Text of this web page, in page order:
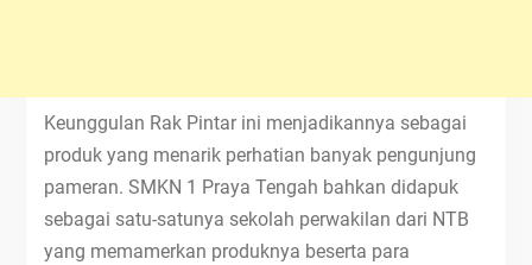
Keunggulan Rak Pintar ini menjadikannya sebagai
produk yang menarik perhatian banyak pengunjung
pameran. SMKN 1 Praya Tengah bahkan didapuk
sebagai satu-satunya sekolah perwakilan dari NTB
yang memamerkan produknya beserta para